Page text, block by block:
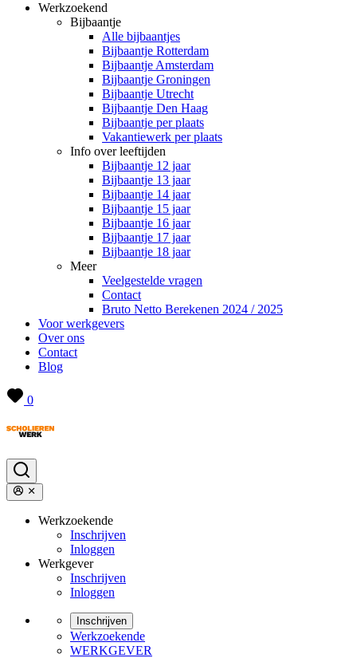
Werkzoekend
Bijbaantje
Alle bijbaantjes
Bijbaantje Rotterdam
Bijbaantje Amsterdam
Bijbaantje Groningen
Bijbaantje Utrecht
Bijbaantje Den Haag
Bijbaantje per plaats
Vakantiewerk per plaats
Info over leeftijden
Bijbaantje 12 jaar
Bijbaantje 13 jaar
Bijbaantje 14 jaar
Bijbaantje 15 jaar
Bijbaantje 16 jaar
Bijbaantje 17 jaar
Bijbaantje 18 jaar
Meer
Veelgestelde vragen
Contact
Bruto Netto Berekenen 2024 / 2025
Voor werkgevers
Over ons
Contact
Blog
0
Werkzoekende
Inschrijven
Inloggen
Werkgever
Inschrijven
Inloggen
Inschrijven
Werkzoekende
WERKGEVER